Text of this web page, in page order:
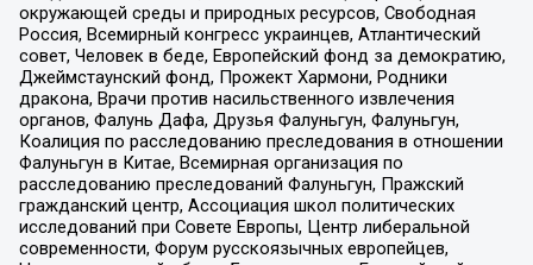
окружающей среды и природных ресурсов, Свободная
Россия, Всемирный конгресс украинцев, Атлантический
совет, Человек в беде, Европейский фонд за демократию,
Джеймстаунский фонд, Прожект Хармони, Родники
дракона, Врачи против насильственного извлечения
органов, Фалунь Дафа, Друзья Фалуньгун, Фалуньгун,
Коалиция по расследованию преследования в отношении
Фалуньгун в Китае, Всемирная организация по
расследованию преследований Фалуньгун, Пражский
гражданский центр, Ассоциация школ политических
исследований при Совете Европы, Центр либеральной
современности, Форум русскоязычных европейцев,